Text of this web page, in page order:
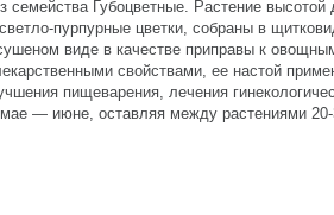
Губоцветные. Растение высотой
пурпурные цветки, собраны в
виде в качестве приправы к
свойствами, ее настой
пищеварения, лечения
мае — июне, оставляя между растениями